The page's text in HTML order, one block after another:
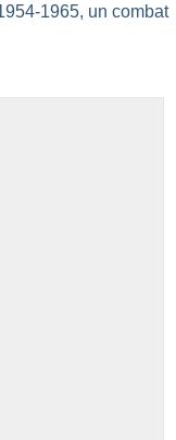
1965, un combat